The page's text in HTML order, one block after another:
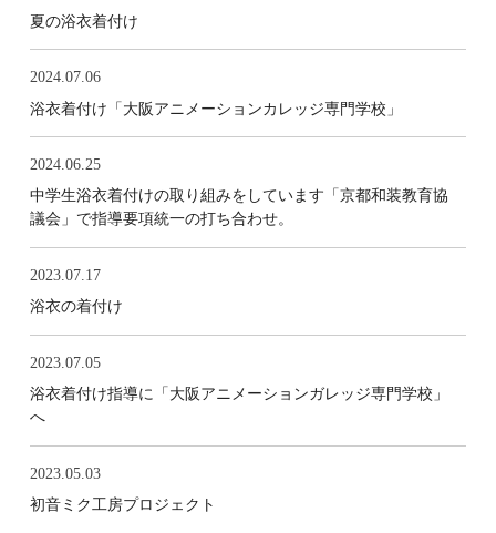
夏の浴衣着付け
2024.07.06
浴衣着付け「大阪アニメーションカレッジ専門学校」
2024.06.25
中学生浴衣着付けの取り組みをしています「京都和装教育協
議会」で指導要項統一の打ち合わせ。
2023.07.17
浴衣の着付け
2023.07.05
浴衣着付け指導に「大阪アニメーションガレッジ専門学校」
へ
2023.05.03
初音ミク工房プロジェクト